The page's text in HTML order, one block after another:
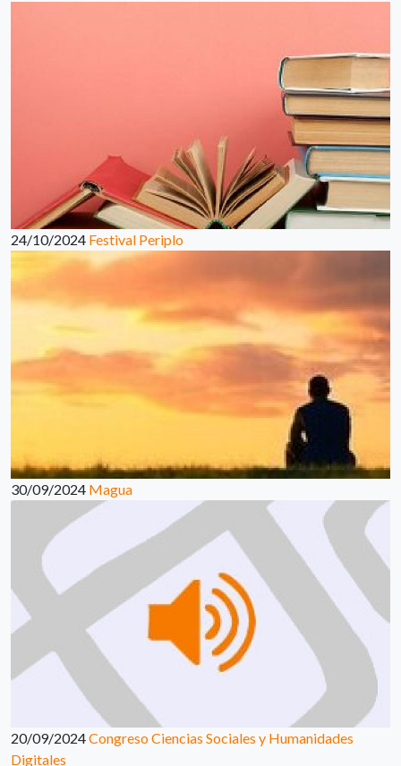
24/10/2024 Festival Periplo
30/09/2024 Magua
20/09/2024Congreso Ciencias Sociales y Humanidades
Digitales